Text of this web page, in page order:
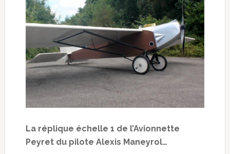
La réplique échelle 1 de l’Avionnette
Peyret du pilote Alexis Maneyrol…